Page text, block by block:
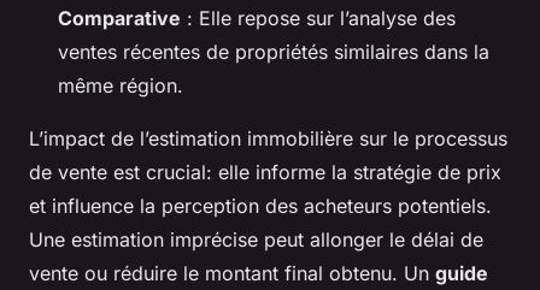
Comparative : Elle repose sur l’analyse des
ventes récentes de propriétés similaires dans la
même région.
L’impact de l’estimation immobilière sur le processus
de vente est crucial: elle informe la stratégie de prix
et influence la perception des acheteurs potentiels.
Une estimation imprécise peut allonger le délai de
vente ou réduire le montant final obtenu. Un guide